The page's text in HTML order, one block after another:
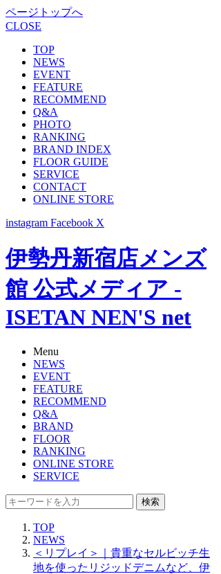
ページトップへ
CLOSE
TOP
NEWS
EVENT
FEATURE
RECOMMEND
Q&A
PHOTO
RANKING
BRAND INDEX
FLOOR GUIDE
SERVICE
CONTACT
ONLINE STORE
instagram Facebook X
伊勢丹新宿店メンズ
館 公式メディア -
ISETAN NEN'S net
Menu
NEWS
EVENT
FEATURE
RECOMMEND
Q&A
BRAND
FLOOR
RANKING
ONLINE STORE
SERVICE
検索
TOP
NEWS
＜リプレイ＞｜貴重なセルビッチ生
地を使ったリジッドデニムなど、伊